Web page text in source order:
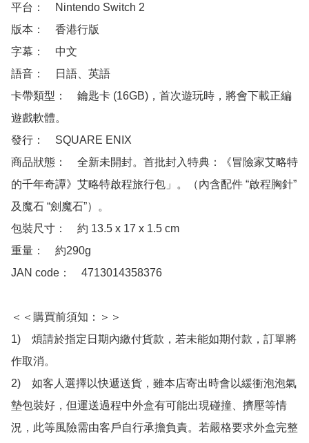
平台：　Nintendo Switch 2
版本：　香港行版
字幕：　中文
語音：　日語、英語
卡帶類型：　鑰匙卡 (16GB)，首次遊玩時，將會下載正編
遊戲軟體。
發行：　SQUARE ENIX
商品狀態：　全新未開封。首批封入特典：《冒險家艾略特
的千年奇譚》艾略特啟程旅行包」。（內含配件 “啟程胸針”
及魔石 “劍魔石”）。
包裝尺寸：　約 13.5 x 17 x 1.5 cm
重量：　約290g
JAN code：　4713014358376
＜＜購買前須知：＞＞
1)　煩請於指定日期內繳付貨款，若未能如期付款，訂單將
作取消。
2)　如客人選擇以快遞送貨，雖本店寄出時會以緩衝泡泡氣
墊包裝好，但運送過程中外盒有可能出現碰撞、擠壓等情
況，此等風險需由客戶自行承擔負責。若嚴格要求外盒完整